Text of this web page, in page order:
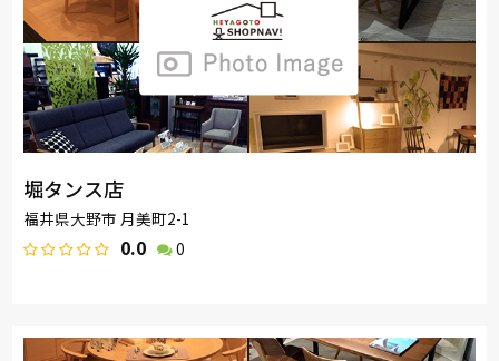
堀タンス店
福井県大野市 月美町2-1
0.0 0